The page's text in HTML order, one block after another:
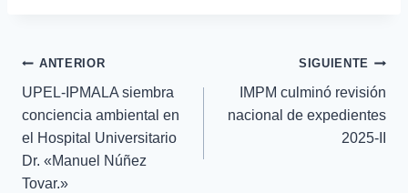
ANTERIOR
UPEL-IPMALA siembra
conciencia ambiental en
el Hospital Universitario
Dr. «Manuel Núñez
Tovar.»
SIGUIENTE
IMPM culminó revisión
nacional de expedientes
2025-II